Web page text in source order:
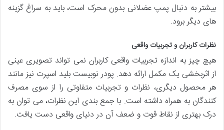
بیشتر به دنبال پمپ عضلانی بدون محرک است، باید به سراغ گزینه
های دیگر برود.
نظرات کاربران و تجربیات واقعی
هیچ چیز به اندازه تجربیات واقعی کاربران نمی تواند تصویری عینی
از اثربخشی یک مکمل ارائه دهد. پودر نوبیست بلید اسپرت نیز مانند
هر محصول دیگری، نظرات و تجربیات متفاوتی را از سوی مصرف
کنندگان به همراه داشته است. با جمع بندی این نظرات، می توان به
درک بهتری از نقاط قوت و ضعف آن در دنیای واقعی دست یافت.